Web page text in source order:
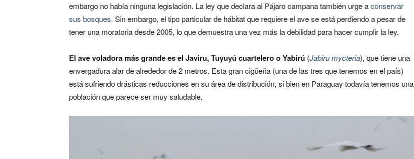
embargo no había ninguna legislación. La ley que declara al Pájaro campana también urge aconservar
sus bosques. Sin embargo, el tipo particular de hábitat que requiere el ave se está perdiendo a pesar de
tener una moratoria desde 2005, lo que demuestra una vez más la debilidad para hacer cumplir la ley.
El ave voladora más grande es el Javiru, Tuyuyú cuartelero o Yabirú (Jabiru mycteria), que tiene una
envergadura alar de alrededor de 2 metros. Esta gran cigüeña (una de las tres que tenemos en el país)
está sufriendo drásticas reducciones en su área de distribución, si bien en Paraguay todavía tenemos una
población que parece ser muy saludable.